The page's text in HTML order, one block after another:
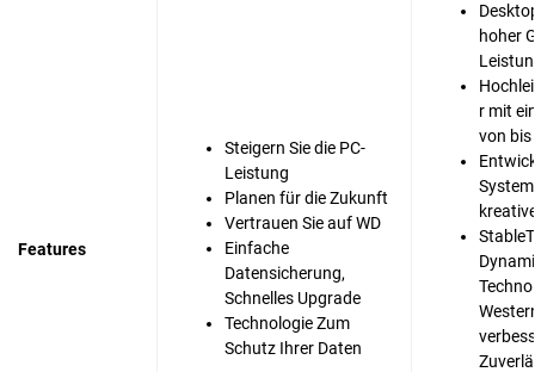
Features
Steigern Sie die PC-
Leistung
Planen für die Zukunft
Vertrauen Sie auf WD
Einfache
Datensicherung,
Schnelles Upgrade
Technologie Zum
Schutz Ihrer Daten
hoher
r mit
von bis